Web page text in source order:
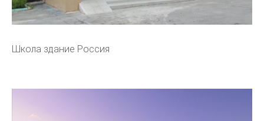
Школа здание Россия